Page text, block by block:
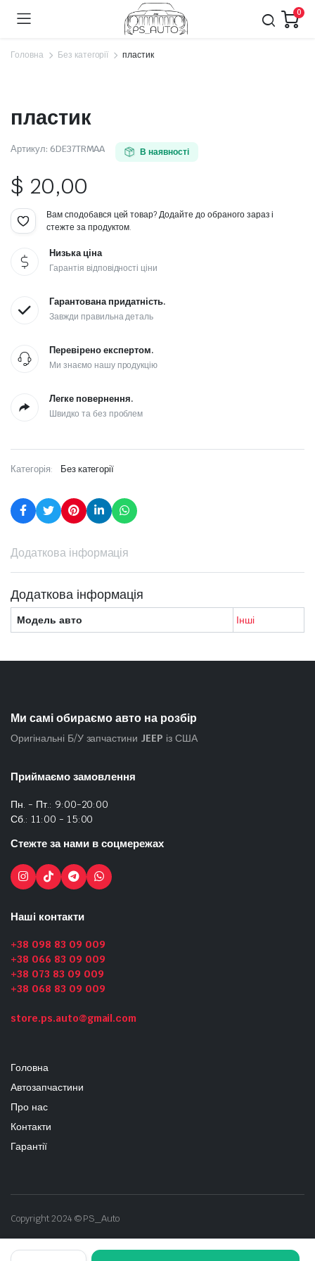
0
Головна Без категорії пластик
пластик
Артикул: 6DE37TRMAA В наявності
$ 20,00
Вам сподобався цей товар? Додайте до обраного зараз і
стежте за продуктом.
Низька ціна
Гарантія відповідності ціни
Гарантована придатність.
Завжди правильна деталь
Перевірено експертом.
Ми знаємо нашу продукцію
Легке повернення.
Швидко та без проблем
Категорія: Без категорії
Додаткова інформація
Додаткова інформація
Модель авто Інші
Ми самі обираємо авто на розбір
Оригінальні Б/У запчастини JEEP із США
Приймаємо замовлення
Пн. - Пт.: 9:00-20:00
Сб.: 11:00 - 15:00
Стежте за нами в соцмережах
Наші контакти
+38 098 83 09 009
+38 066 83 09 009
+38 073 83 09 009
+38 068 83 09 009
store.ps.auto@gmail.com
Головна
Автозапчастини
Про нас
Контакти
Гарантії
Copyright 2024 © PS_Auto